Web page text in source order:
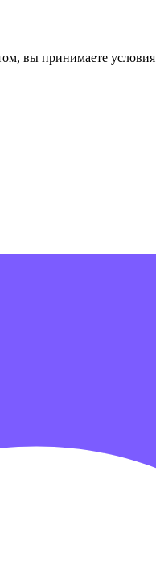
вы принимаете условия